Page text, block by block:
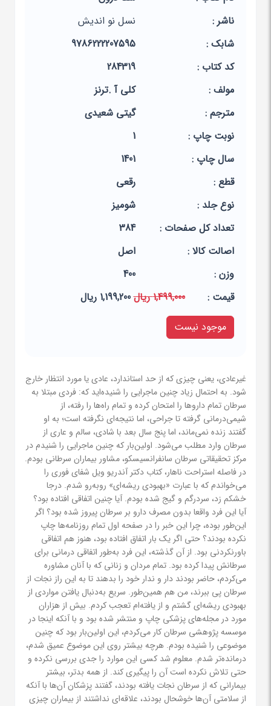
ناشر :
نسل نو اندیش
شابک :
9786222207595
کد کتاب :
284319
مولف :
کلی آ .ترنز
مترجم :
گیتی شعیدی
نوبت چاپ :
1
سال چاپ :
1401
قطع :
رقعی
نوع جلد :
شومیز
تعداد کل صفحات :
384
اصالت کالا :
اصل
وزن :
400
قيمت :
1,499,000 ریال
1,199,200 ریال
موجود نیست
غیرعادی، یعنی چیزی که از حد استاندارد، عادی یا مورد انتظار خارج
شود. به احتمال زیاد چنین ماجرایی را شنیده‌اید که: فردی مبتلا به
سرطان تمام داروها را امتحان کرده و تمام راه‌ها را رفته، از
شیمی‌درمانی گرفته تا جراحی، اما نتیجه‌ای نگرفته است؛ به او
گفتند زنده نمی‌ماند، اما پنج سال بعد با شادی، سالم و عاری از
سرطان وارد مطلب می‌شود. اولین‌بار که چنین ماجرایی را شنیدم در
مرکز تحقیقاتی سرطان سانفرانسیسکو، مشاور بیماران سرطانی بودم.
در فاصله استراحت ناهار، کتاب دکتر آندریو ویل شفای فوری را
می‌خواندم که با عبارت «بهبودی ریشه‌ای» روبه‌رو شدم. درجا
خشکم زد، سردرگم و گیج شده بودم. آیا چنین اتفاقی افتاده بود؟
آیا این فرد واقعا بدون مصرف دارو بر سرطان پیروز شده بود؟ اگر
این‌طور بوده، چرا این خبر را در صفحه اول تمام روزنامه‌ها چاپ
نکرده بودند؟ حتی اگر یک بار اتفاق افتاده بود، هنوز هم اتفاقی
باورنکردنی بود. از آن گذشته، این فرد به‌طور اتفاقی درمانی برای
سرطانش پیدا کرده بود. تمام مردان و زنانی که با آنان مشاوره
می‌کردم، حاضر بودند دار و ندار خود را بدهند تا به این راز نجات از
سرطان پی ببرند، من هم همین‌طور. سریع به‌دنبال یافتن مواردی از
بهبودی ریشه‌ای گشتم و از یافته‌ام تعجب کردم. بیش از هزاران
مورد در مجله‌های پزشکی چاپ و منتشر شده بود و با آنکه اینجا در
موسسه پژوهشی سرطان کار می‌کردم، این اولین‌بار بود که چنین
موضوعی را شنیده بودم. هرچه بیشتر روی این موضوع عمیق شدم،
درمانده‌تر شدم. معلوم شد کسی این موارد را جدی بررسی نکرده و
حتی تلاش نکرده است آن را پیگیری کند. از همه بدتر، بیشتر
بیمارانی که از سرطان نجات یافته بودند، گفتند پزشکان آن‌ها با آنکه
از سلامتی آن‌ها خوشحال بودند، علاقه‌ای نداشتند از بیماران چیزی